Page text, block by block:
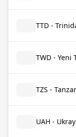
TTD -
TWD - Yeni
TZS -
UAH -